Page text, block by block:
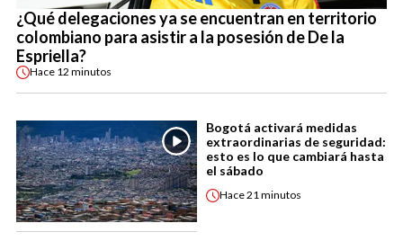
¿Qué delegaciones ya se encuentran en territorio
colombiano para asistir a la posesión de De la
Espriella?
Hace 12 minutos
Bogotá activará medidas
extraordinarias de seguridad:
esto es lo que cambiará hasta
el sábado
Hace21 minutos